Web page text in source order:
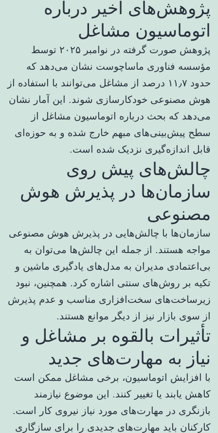
پژوهش‌های اخیر درباره
اتوماسیون مشاغل
پژوهش صورت گرفته در نوامبر ۲۰۲۵ توسط
مؤسسه فناوری ماساچوست نشان می‌دهد که
حدود ۱۱٫۷ درصد از مشاغل می‌توانند با استفاده از
هوش مصنوعی خودکارسازی شوند. این آمار نشان
می‌دهد که بحث درباره اتوماسیون مشاغل از
سطح پیش‌بینی‌های مبهم خارج شده و به حوزه‌ای
قابل اندازه‌گیری نزدیک شده است.
چالش‌های پیش روی
سازمان‌ها در پذیرش هوش
مصنوعی
سازمان‌ها با چالش‌هایی در پذیرش هوش مصنوعی
مواجه هستند. از جمله این چالش‌ها می‌توان به
بی‌اعتمادی مدیران به مدل‌های یادگیری ماشین و
تکیه بر روش‌های سنتی اشاره کرد. همچنین، نبود
زیرساخت‌های سخت‌افزاری مناسب و عدم پذیرش
از سوی بازار نیز از دیگر موانع هستند.
تأثیرات بالقوه بر مشاغل و
نیاز به مهارت‌های جدید
با افزایش اتوماسیون، برخی مشاغل ممکن است
کاهش یابند یا تغییر کنند. این موضوع نیازمند
بازنگری در مهارت‌های مورد نیاز نیروی کار است.
کارکنان باید مهارت‌های جدیدی را برای سازگاری